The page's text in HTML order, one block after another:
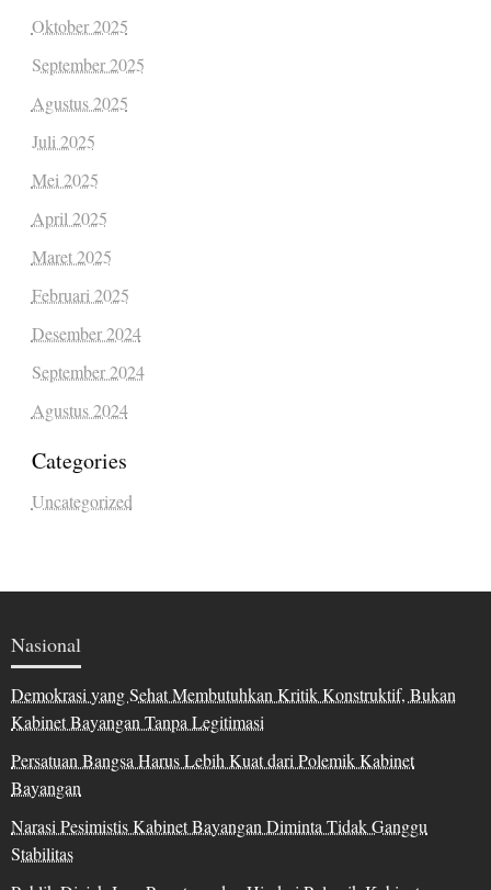
Oktober 2025
September 2025
Agustus 2025
Juli 2025
Mei 2025
April 2025
Maret 2025
Februari 2025
Desember 2024
September 2024
Agustus 2024
Categories
Uncategorized
Nasional
Demokrasi yang Sehat Membutuhkan Kritik Konstruktif, Bukan
Kabinet Bayangan Tanpa Legitimasi
Persatuan Bangsa Harus Lebih Kuat dari Polemik Kabinet
Bayangan
Narasi Pesimistis Kabinet Bayangan Diminta Tidak Ganggu
Stabilitas